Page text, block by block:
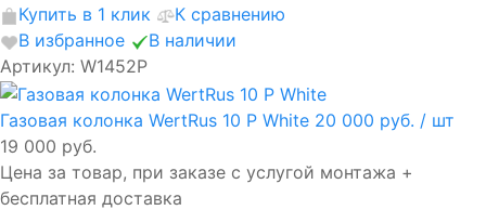
Купить в 1 клик
К сравнению
В избранное
В наличии
Артикул: W1452P
Газовая колонка WertRus 10 Р White 20 000 руб. / шт
19 000 руб.
Цена за товар, при заказе с услугой монтажа +
бесплатная доставка